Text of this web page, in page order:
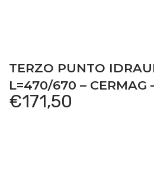
TERZO PUNTO
L=470/670 – CERMAG
€171,50